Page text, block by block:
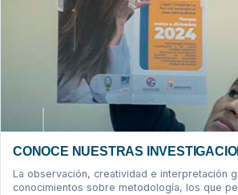
CONOCE NUESTRAS
La observación, creatividad e interpretación
conocimientos sobre metodología, los que